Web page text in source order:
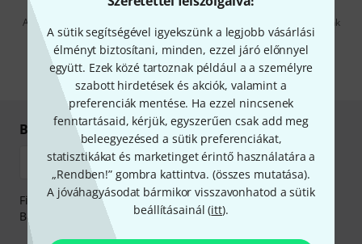
A sütik segítségével igyekszünk a legjobb vásárlási
élményt biztosítani, minden, ezzel járó előnnyel
együtt. Ezek közé tartoznak például a a személyre
szabott hirdetések és akciók, valamint a
preferenciák mentése. Ha ezzel nincsenek
fenntartásaid, kérjük, egyszerűen csak add meg
beleegyezésed a sütik preferenciákat,
statisztikákat és marketinget érintő használatára a
„Rendben!” gombra kattintva. (összes mutatása).
A jóváhagyásodat bármikor visszavonhatod a sütik
beállításainál (itt).
A "Bejelentkezés" gombra kattintva elfogadja, hogy e-mailben küldjünk
önnek hirdetéseket. Bármikor leiratkozhat erről. A hírlevélről további
információkat azdata protection guideline-ben talál.
* Kitöltés kötelező
Biztonságos vásárlás és fizetés
Fizessen biztonságosan, titkosítással: Banki átutalás vagy
Betéti- vagy hitelkártya segítségével